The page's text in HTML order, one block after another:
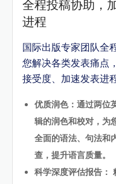
全程投稿协助，
进程
国际出版专家团队全
您解决各类发表痛点
接受度、加速发表进
优质润色：通过两位
辑的润色和校对，为
全面的语法、句法和
查，提升语言质量。
科学深度评估报告：